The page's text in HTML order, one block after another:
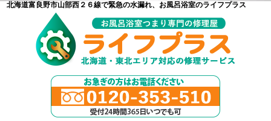
北海道富良野市山部西２６線で緊急の水漏れ、お風呂浴室のライフプラス